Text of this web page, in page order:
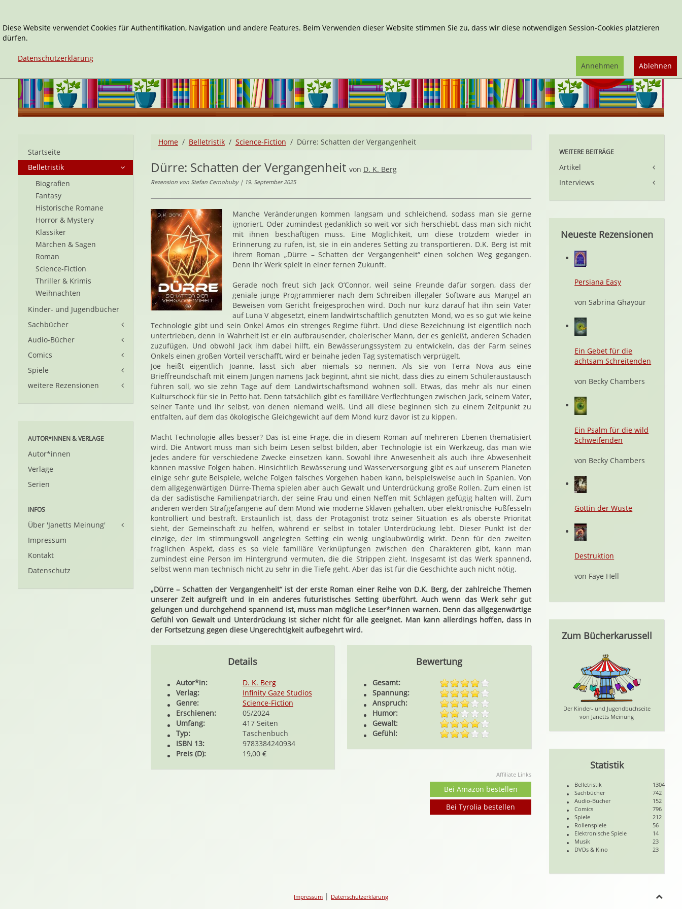
Home Belletristik Science-Fiction Dürre: Schatten der Vergangenheit
Dürre: Schatten der Vergangenheit von D. K. Berg
Rezension von Stefan Cernohuby | 19. September 2025
Manche Veränderungen kommen langsam und schleichend, sodass man sie gerne
ignoriert. Oder zumindest gedanklich so weit vor sich herschiebt, dass man sich nicht
mit ihnen beschäftigen muss. Eine Möglichkeit, um diese trotzdem wieder in
Erinnerung zu rufen, ist, sie in ein anderes Setting zu transportieren. D.K. Berg ist mit
ihrem Roman „Dürre – Schatten der Vergangenheit“ einen solchen Weg gegangen.
Denn ihr Werk spielt in einer fernen Zukunft.
Gerade noch freut sich Jack O’Connor, weil seine Freunde dafür sorgen, dass der
geniale junge Programmierer nach dem Schreiben illegaler Software aus Mangel an
Beweisen vom Gericht freigesprochen wird. Doch nur kurz darauf hat ihn sein Vater
auf Luna V abgesetzt, einem landwirtschaftlich genutzten Mond, wo es so gut wie keine
Technologie gibt und sein Onkel Amos ein strenges Regime führt. Und diese Bezeichnung ist eigentlich noch
untertrieben, denn in Wahrheit ist er ein aufbrausender, cholerischer Mann, der es genießt, anderen Schaden
zuzufügen. Und obwohl Jack ihm dabei hilft, ein Bewässerungssystem zu entwickeln, das der Farm seines
Onkels einen großen Vorteil verschafft, wird er beinahe jeden Tag systematisch verprügelt.
Joe heißt eigentlich Joanne, lässt sich aber niemals so nennen. Als sie von Terra Nova aus eine
Brieffreundschaft mit einem Jungen namens Jack beginnt, ahnt sie nicht, dass dies zu einem Schüleraustausch
führen soll, wo sie zehn Tage auf dem Landwirtschaftsmond wohnen soll. Etwas, das mehr als nur einen
Kulturschock für sie in Petto hat. Denn tatsächlich gibt es familiäre Verflechtungen zwischen Jack, seinem Vater,
seiner Tante und ihr selbst, von denen niemand weiß. Und all diese beginnen sich zu einem Zeitpunkt zu
entfalten, auf dem das ökologische Gleichgewicht auf dem Mond kurz davor ist zu kippen.
Macht Technologie alles besser? Das ist eine Frage, die in diesem Roman auf mehreren Ebenen thematisiert
wird. Die Antwort muss man sich beim Lesen selbst bilden, aber Technologie ist ein Werkzeug, das man wie
jedes andere für verschiedene Zwecke einsetzen kann. Sowohl ihre Anwesenheit als auch ihre Abwesenheit
können massive Folgen haben. Hinsichtlich Bewässerung und Wasserversorgung gibt es auf unserem Planeten
einige sehr gute Beispiele, welche Folgen falsches Vorgehen haben kann, beispielsweise auch in Spanien. Von
dem allgegenwärtigen Dürre-Thema spielen aber auch Gewalt und Unterdrückung große Rollen. Zum einen ist
da der sadistische Familienpatriarch, der seine Frau und einen Neffen mit Schlägen gefügig halten will. Zum
anderen werden Strafgefangene auf dem Mond wie moderne Sklaven gehalten, über elektronische Fußfesseln
kontrolliert und bestraft. Erstaunlich ist, dass der Protagonist trotz seiner Situation es als oberste Priorität
sieht, der Gemeinschaft zu helfen, während er selbst in totaler Unterdrückung lebt. Dieser Punkt ist der
einzige, der im stimmungsvoll angelegten Setting ein wenig unglaubwürdig wirkt. Denn für den zweiten
fraglichen Aspekt, dass es so viele familiäre Verknüpfungen zwischen den Charakteren gibt, kann man
zumindest eine Person im Hintergrund vermuten, die die Strippen zieht. Insgesamt ist das Werk spannend,
selbst wenn man technisch nicht zu sehr in die Tiefe geht. Aber das ist für die Geschichte auch nicht nötig.
„Dürre – Schatten der Vergangenheit“ ist der erste Roman einer Reihe von D.K. Berg, der zahlreiche Themen
unserer Zeit aufgreift und in ein anderes futuristisches Setting überführt. Auch wenn das Werk sehr gut
gelungen und durchgehend spannend ist, muss man mögliche Leser*innen warnen. Denn das allgegenwärtige
Gefühl von Gewalt und Unterdrückung ist sicher nicht für alle geeignet. Man kann allerdings hoffen, dass in
der Fortsetzung gegen diese Ungerechtigkeit aufbegehrt wird.
Details
Autor*in:
D. K. Berg
Verlag:
Infinity Gaze Studios
Genre:
Science-Fiction
Erschienen:
05/2024
Umfang:
417 Seiten
Typ:
Taschenbuch
ISBN 13:
9783384240934
Preis (D):
19,00 €
Bewertung
Gesamt:
Spannung:
Anspruch:
Humor:
Gewalt:
Gefühl:
Affiliate Links
Bei Amazon bestellen
Bei Tyrolia bestellen
Startseite
Belletristik
Biografien
Fantasy
Historische Romane
Horror & Mystery
Klassiker
Märchen & Sagen
Roman
Science-Fiction
Thriller & Krimis
Weihnachten
Kinder- und Jugendbücher
Sachbücher
Audio-Bücher
Comics
Spiele
weitere Rezensionen
AUTOR*INNEN & VERLAGE
Autor*innen
Verlage
Serien
INFOS
Über 'Janetts Meinung'
Impressum
Kontakt
Datenschutz
WEITERE BEITRÄGE
Artikel
Interviews
Neueste Rezensionen
Persiana Easy
von Sabrina Ghayour
Ein Gebet für die
achtsam Schreitenden
von Becky Chambers
Ein Psalm für die wild
Schweifenden
von Becky Chambers
Göttin der Wüste
Destruktion
von Faye Hell
Zum Bücherkarussell
Der Kinder- und Jugendbuchseite
von Janetts Meinung
Statistik
Belletristik
1304
Sachbücher
742
Audio-Bücher
152
Comics
796
Spiele
212
Rollenspiele
56
Elektronische Spiele
14
Musik
23
DVDs & Kino
23
Impressum | Datenschutzerklärung
Diese Website verwendet Cookies für Authentifikation, Navigation und andere Features. Beim Verwenden dieser Website stimmen Sie zu, dass wir diese notwendigen Session-Cookies platzieren
dürfen.
Datenschutzerklärung
Ablehnen
Annehmen